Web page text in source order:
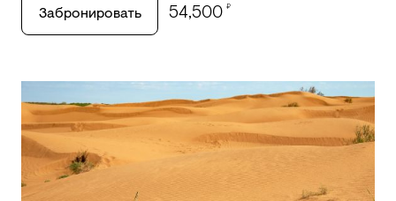
Забронировать 54,500 ₽